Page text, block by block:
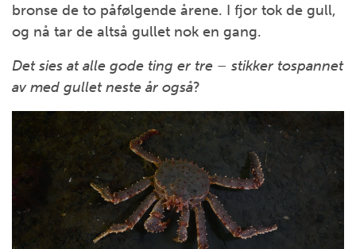
bronse de to påfølgende årene. I fjor tok de gull,
og nå tar de altså gullet nok en gang.
Det sies at alle gode ting er tre – stikker tospannet
av med gullet neste år også?